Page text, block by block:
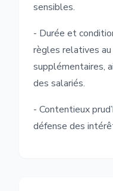
sensibles.
- Durée et
règles relatives
supplémentaires,
des salariés.
- Contentieux
défense des